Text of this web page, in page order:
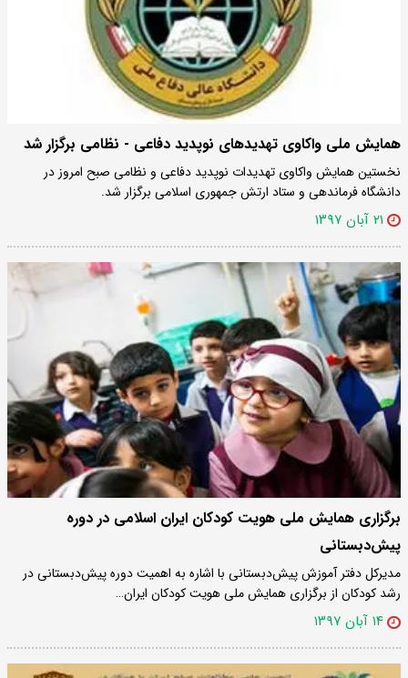
همایش ملی واکاوی تهدیدهای نوپدید دفاعی - نظامی برگزار شد
نخستین همایش واکاوی تهدیدات نوپدید دفاعی و ‌نظامی صبح امروز در
دانشگاه فرماندهی و ستاد ارتش جمهوری اسلامی برگزار شد.
۲۱ آبان ۱۳۹۷
برگزاری همایش ملی هویت کودکان ایران اسلامی در دوره
پیش‌دبستانی
مدیرکل دفتر آموزش پیش‌دبستانی با اشاره به اهمیت دوره پیش‌دبستانی در
رشد کودکان از برگزاری همایش ملی هویت کودکان ایران…
۱۴ آبان ۱۳۹۷